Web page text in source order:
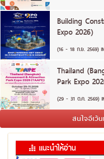
Building
Expo 2026)
(16 - 18 ก.ย. 2569)
Thailand
Park Expo
(29 - 31 ต.ค. 2569)
สนใจอีเว้
แนะนำให้อ่าน